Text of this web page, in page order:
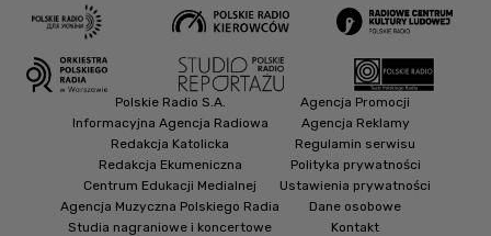
Polskie Radio S.A.
Informacyjna Agencja Radiowa
Redakcja Katolicka
Redakcja Ekumeniczna
Centrum Edukacji Medialnej
Agencja Muzyczna Polskiego Radia
Studia nagraniowe i koncertowe
Agencja Promocji
Agencja Reklamy
Regulamin serwisu
Polityka prywatności
Ustawienia prywatności
Dane osobowe
Kontakt